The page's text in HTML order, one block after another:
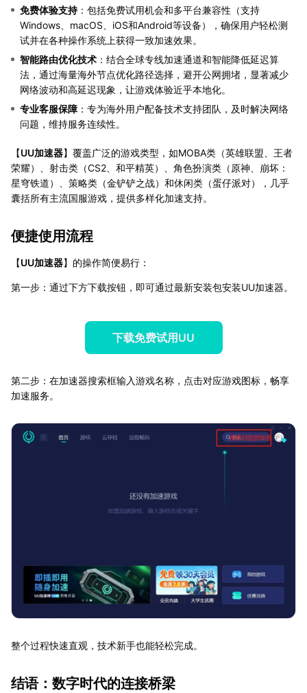
免费体验支持：包括免费试用机会和多平台兼容性（支持
Windows、macOS、iOS和Android等设备），确保用户轻松测
试并在各种操作系统上获得一致加速效果。
智能路由优化技术 ：结合全球专线加速通道和智能降低延迟算
法，通过海量海外节点优化路径选择，避开公网拥堵，显著减少
网络波动和高延迟现象，让游戏体验近乎本地化。
专业客服保障 ：专为海外用户配备技术支持团队，及时解决网络
问题，维持服务连续性。
【UU加速器】覆盖广泛的游戏类型，如MOBA类（英雄联盟、王者
荣耀）、射击类（CS2、和平精英）、角色扮演类（原神、崩坏：
星穹铁道）、策略类（金铲铲之战）和休闲类（蛋仔派对），几乎
囊括所有主流国服游戏，提供多样化加速支持。
便捷使用流程
【UU加速器】的操作简便易行：
第一步：通过下方下载按钮，即可通过最新安装包安装UU加速器。
下载免费试用UU
第二步：在加速器搜索框输入游戏名称，点击对应游戏图标，畅享
加速服务。
整个过程快速直观，技术新手也能轻松完成。
结语：数字时代的连接桥梁